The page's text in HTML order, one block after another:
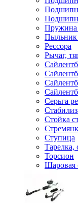
Пружина
Пыльник
Рессора
Рычаг,
Серьга
Стойка
Ступица
Торсион
Шаровая